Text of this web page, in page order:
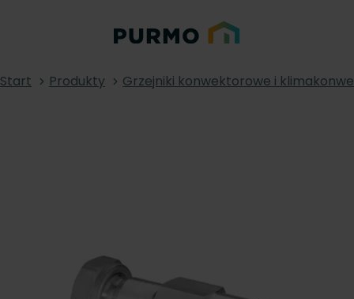
Start Produkty Grzejniki konwektorowe i